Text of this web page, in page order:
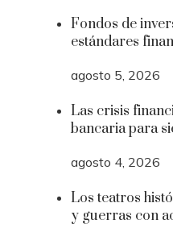
Fondos de
estándares
agosto 5, 2026
Las crisis
bancaria para
agosto 4, 2026
Los teatros
y guerras con